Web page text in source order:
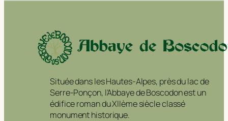
Située dans les Hautes-Alpes, près du lac de
Serre-Ponçon, l’Abbaye de Boscodon est un
édifice roman du XIIème siècle classé
monument historique.